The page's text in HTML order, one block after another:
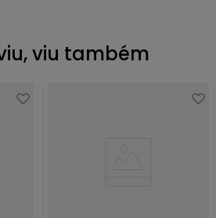
viu também